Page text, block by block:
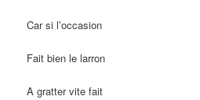
Car si l’occasion
Fait bien le larron
A gratter vite fait